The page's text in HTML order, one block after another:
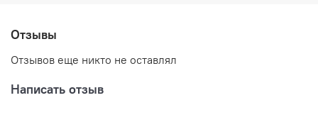
Отзывы
Отзывов еще никто не оставлял
Написать отзыв